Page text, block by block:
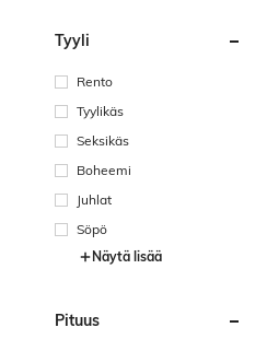
Tyyli
Rento
Tyylikäs
Seksikäs
Boheemi
Juhlat
Söpö
Näytä lisää
Pituus